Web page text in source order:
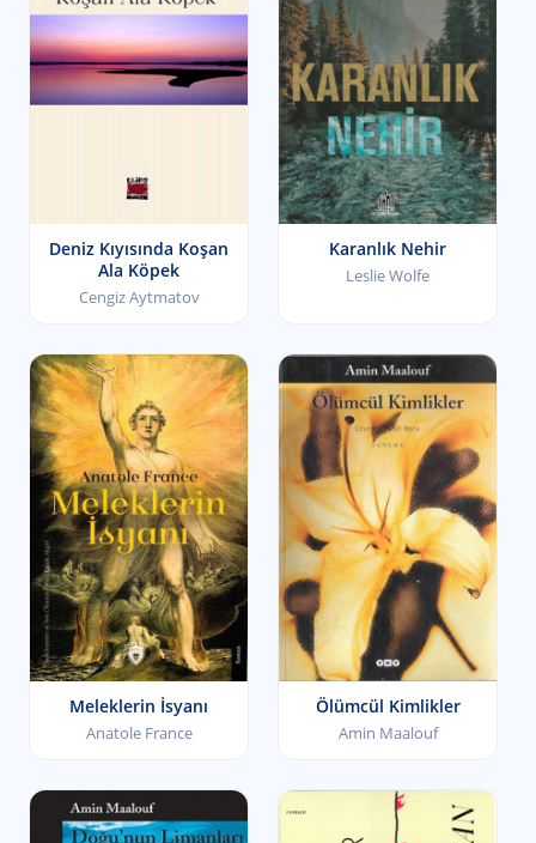
Deniz Kıyısında Koşan
Ala Köpek
Cengiz Aytmatov
Karanlık Nehir
Leslie Wolfe
Meleklerin İsyanı
Anatole France
Ölümcül Kimlikler
Amin Maalouf